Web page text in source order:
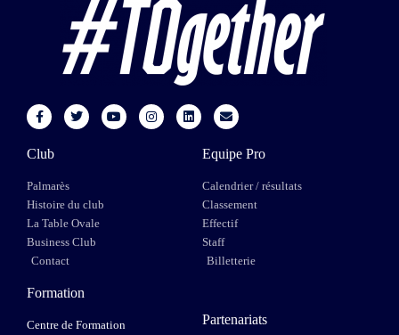
Club
Palmarès
Histoire du club
La Table Ovale
Business Club
Contact
Equipe Pro
Calendrier / résultats
Classement
Effectif
Staff
Billetterie
Formation
Centre de Formation Partenariats